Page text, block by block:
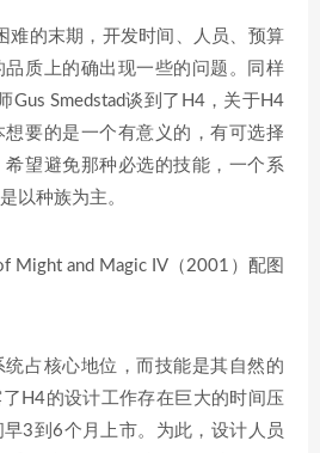
难的末期，开发时间、人员、预算
质上的确出现一些的问题。同样
Gus Smedstad谈到了H4，关于H4
要的是一个有意义的，有可选择
望避免那种必选的技能，一个系
以种族为主。
占核心地位，而技能是其自然的
H4的设计工作存在巨大的时间压
3到6个月上市。为此，设计人员